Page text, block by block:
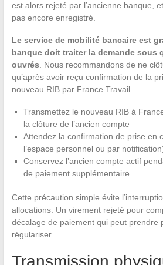
est alors rejeté par l’ancienne banque,
pas encore enregistré.
Le service de mobilité bancaire est
banque doit traiter la demande sous
ouvrés . Nous recommandons de ne
qu’après avoir reçu confirmation de la
nouveau RIB par France Travail.
Transmettez le nouveau RIB à
la clôture de l’ancien compte
Attendez la confirmation de prise en
l’espace personnel ou par
Conservez l’ancien compte actif
de paiement supplémentaire
Cette précaution simple évite
allocations. Un virement rejeté pour
décalage de paiement qui peut prendre
régulariser.
Transmission